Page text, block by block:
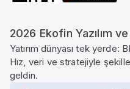
2026 Ekofin Yazılım
Yatırım dünyası tek yerde:
Hız, veri ve stratejiyle
geldin.